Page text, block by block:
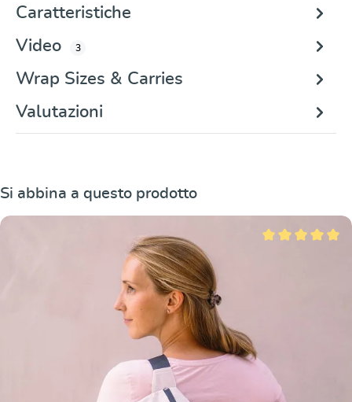
Caratteristiche
Video
3
Wrap Sizes & Carries
Valutazioni
Salta la galleria dei prodotti
Si abbina a questo prodotto